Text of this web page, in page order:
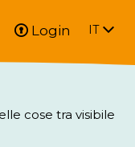
Login IT
cose tra visibile